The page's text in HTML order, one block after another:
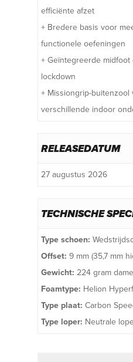
efficiënte afzet
+ Bredere basis voor
functionele oefeningen
+ Geïntegreerde
lockdown
+ Missiongrip-buitenzool
verschillende indoor
RELEASEDATUM
27 augustus 2026
TECHNISCHE
Type schoen:
Offset: 9 mm (35,7 mm
Gewicht: 224 gram
Foamtype: Helion
Type plaat: Carbon
Type loper: Neutrale